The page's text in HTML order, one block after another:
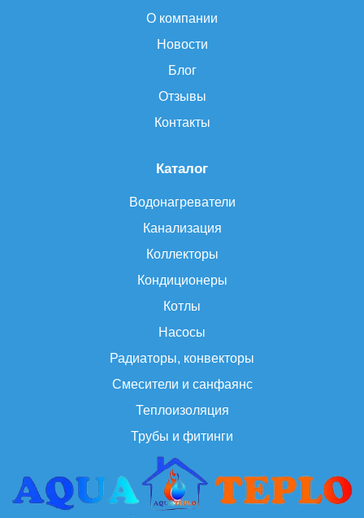
Каталог
Водонагреватели
Канализация
Коллекторы
Кондиционеры
Котлы
Насосы
Радиаторы, конвекторы
Смесители и санфаянс
Теплоизоляция
Трубы и фитинги
О компании
Новости
Блог
Отзывы
Контакты